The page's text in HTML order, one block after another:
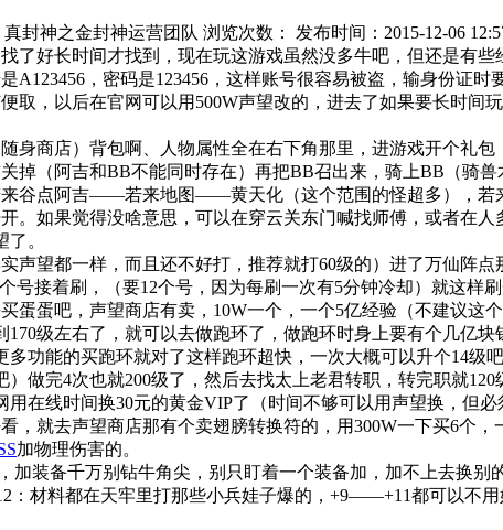
真封神之金封神运营团队 浏览次数：
发布时间：2015-12-06
好长时间才找到，现在玩这游戏虽然没多牛吧，但还是有些
，密码是123456，这样账号很容易被盗，输身份证
取，以后在官网可以用500W声望改的，进去了如果要长时间
商店）背包啊、人物属性全在右下角那里，进游戏开个礼
掉（阿吉和BB不能同时存在）再把BB召出来，骑上BB（骑
来谷点阿吉——若来地图——黄天化（这个范围的怪超多），
。如果觉得没啥意思，可以在穿云关东门喊找师傅，或者在
。
声望都一样，而且还不好打，推荐就打60级的）进了万仙阵
号接着刷，（要12个号，因为每刷一次有5分钟冷却）就这样
蛋蛋吧，声望商店有卖，10W一个，一个5亿经验（不建议这
级左右了，就可以去做跑环了，做跑环时身上要有个几亿
功能的买跑环就对了这样跑环超快，一次大概可以升个14级
做完4次也就200级了，然后去找太上老君转职，转完职就
在线时间换30元的黄金VIP了（时间不够可以用声望换，但
，就去声望商店那有个卖翅膀转换符的，用300W一下买6个
加物理伤害的。
加装备千万别钻牛角尖，别只盯着一个装备加，加不上去换
材料都在天牢里打那些小兵娃子爆的，+9——+11都可以不